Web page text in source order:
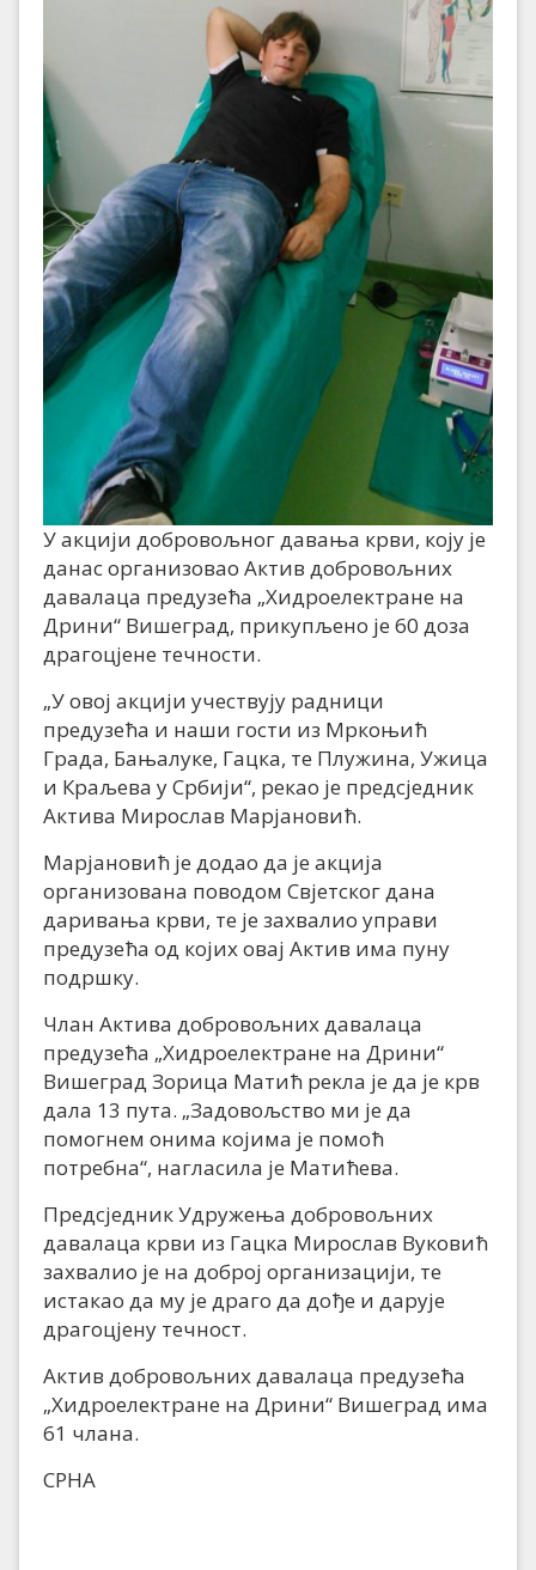
У акцији добровољног давања крви, коју је
данас организовао Актив добровољних
давалаца предузећа „Хидроелектране на
Дрини“ Вишеград, прикупљено је 60 доза
драгоцјене течности.
„У овој акцији учествују радници
предузећа и наши гости из Мркоњић
Града, Бањалуке, Гацка, те Плужина, Ужица
и Краљева у Србији“, рекао је предсједник
Актива Мирослав Марјановић.
Марјановић је додао да је акција
организована поводом Свјетског дана
даривања крви, те је захвалио управи
предузећа од којих овај Актив има пуну
подршку.
Члан Актива добровољних давалаца
предузећа „Хидроелектране на Дрини“
Вишеград Зорица Матић рекла је да је крв
дала 13 пута. „Задовољство ми је да
помогнем онима којима је помоћ
потребна“, нагласила је Матићева.
Предсједник Удружења добровољних
давалаца крви из Гацка Мирослав Вуковић
захвалио је на доброј организацији, те
истакао да му је драго да дође и дарује
драгоцјену течност.
Актив добровољних давалаца предузећа
„Хидроелектране на Дрини“ Вишеград има
61 члана.
СРНА